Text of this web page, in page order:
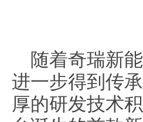
随着奇瑞新
进一步得到传
厚的研发技术